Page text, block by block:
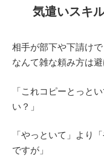
気遣いスキ
相手が部下や下請け
なんて雑な頼み方は避
「これコピーとっと
い？」
「やっといて」より
ですが」